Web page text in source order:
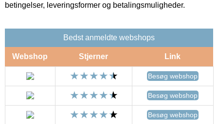
betingelser, leveringsformer og betalingsmuligheder.
Bedst anmeldte webshops
Webshop Stjerner Link
Besøg webshop
Besøg webshop
Besøg webshop